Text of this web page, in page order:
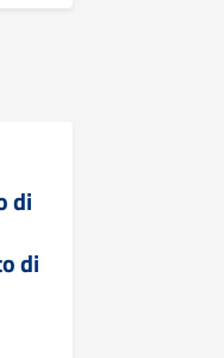
di
di